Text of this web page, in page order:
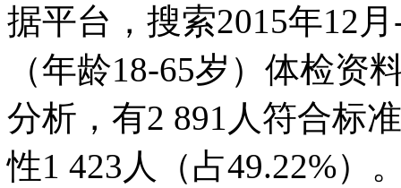
据平台，搜索2015年12
（年龄18-65岁）体检资
分析，有2 891人符合标
性1 423人（占49.22%）